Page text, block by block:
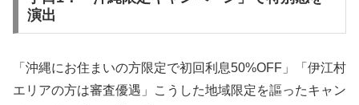
演出
「沖縄にお住まいの方限定で初回利息50%OFF」「伊江村
エリアの方は審査優遇」こうした地域限定を謳ったキャン